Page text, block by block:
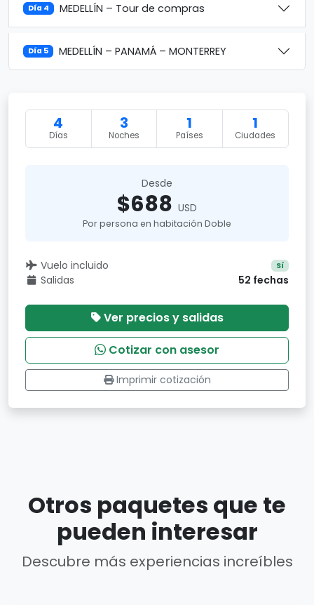
Día 4 MEDELLÍN – Tour de compras
Día 5 MEDELLÍN – PANAMÁ – MONTERREY
4
Días
3
Noches
1
Países
1
Ciudades
Desde
$688 USD
Por persona en habitación Doble
Vuelo incluido Sí
Salidas 52 fechas
Ver precios y salidas
Cotizar con asesor
Imprimir cotización
Otros paquetes que te
pueden interesar
Descubre más experiencias increíbles